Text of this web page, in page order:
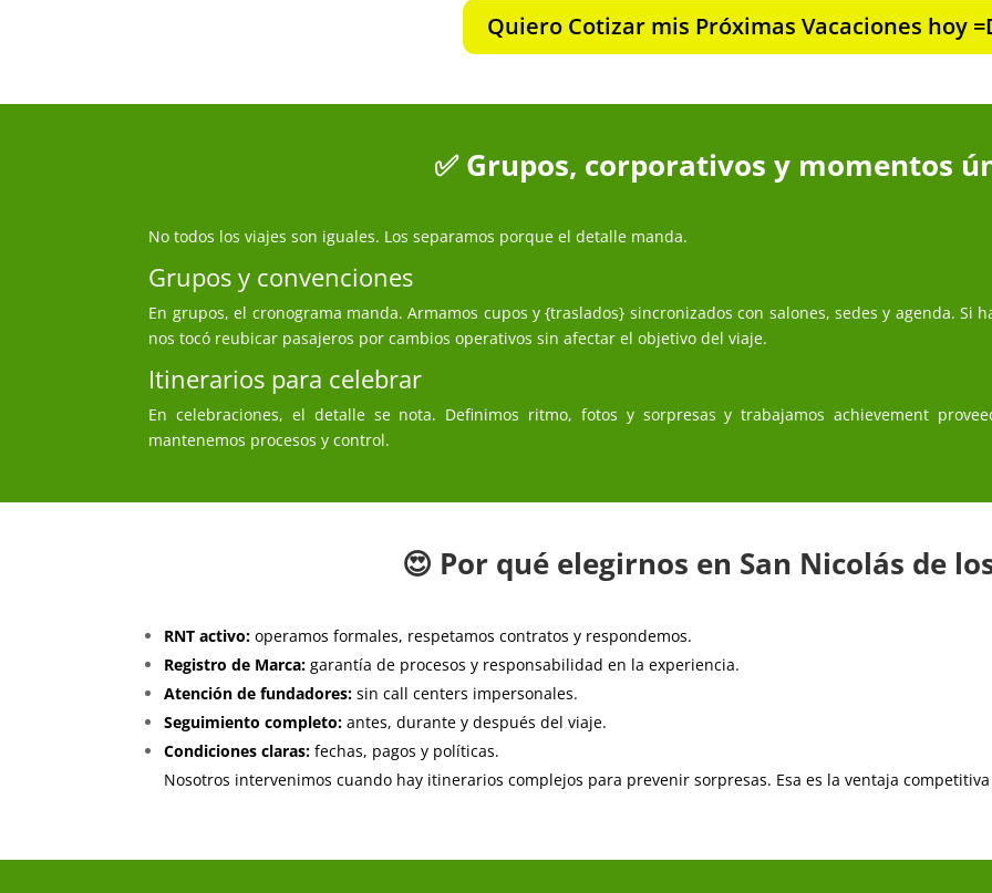
Quiero Cotizar mis Próximas Vacaciones hoy
✅ Grupos, corporativos y momentos
No todos los viajes son iguales. Los separamos porque el detalle manda.
Grupos y convenciones
En grupos, el cronograma manda. Armamos cupos y {traslados} sincronizados con salones, sedes y agenda. Si
nos tocó reubicar pasajeros por cambios operativos sin afectar el objetivo del viaje.
Itinerarios para celebrar
En celebraciones, el detalle se nota. Definimos ritmo, fotos y sorpresas y trabajamos achievement
mantenemos procesos y control.
😍 Por qué elegirnos en San Nicolás de
RNT activo: operamos formales, respetamos contratos y respondemos.
Registro de Marca: garantía de procesos y responsabilidad en la experiencia.
Atención de fundadores: sin call centers impersonales.
Seguimiento completo: antes, durante y después del viaje.
Condiciones claras: fechas, pagos y políticas.
Nosotros intervenimos cuando hay itinerarios complejos para prevenir sorpresas. Esa es la ventaja